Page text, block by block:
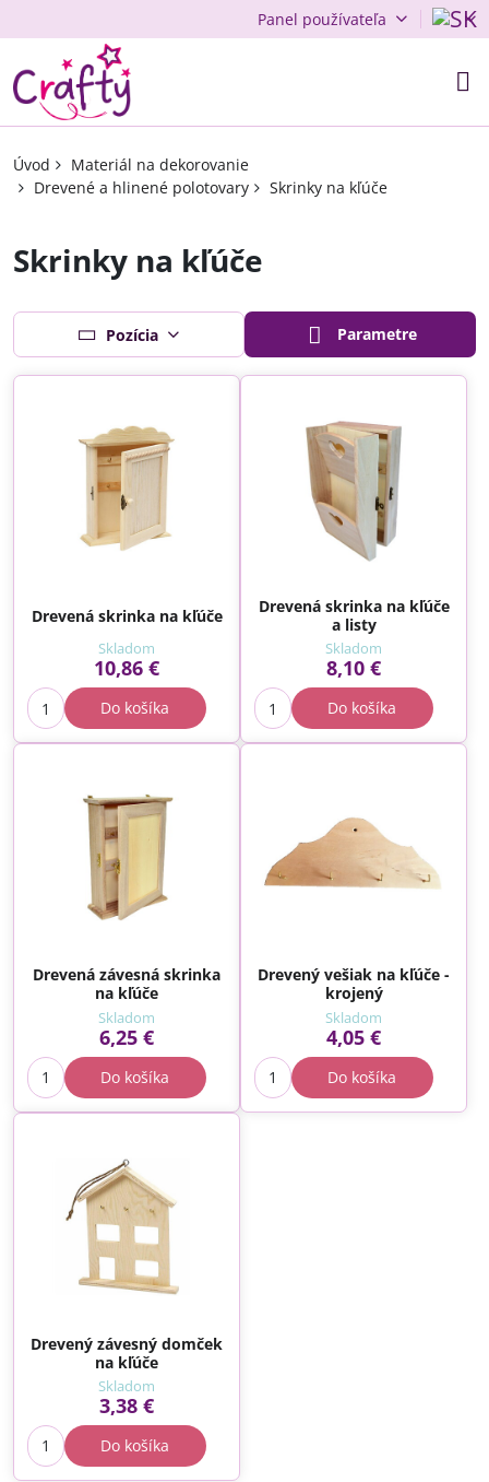
Panel používateľa
Úvod
Materiál na dekorovanie
Drevené a hlinené polotovary
Skrinky na kľúče
Skrinky na kľúče
Pozícia Parametre
Drevená skrinka na kľúče
Skladom
10,86 €
Do košíka
Drevená skrinka na kľúče
a listy
Skladom
8,10 €
Do košíka
Drevená závesná skrinka
na kľúče
Skladom
6,25 €
Do košíka
Drevený vešiak na kľúče -
krojený
Skladom
4,05 €
Do košíka
Drevený závesný domček
na kľúče
Skladom
3,38 €
Do košíka